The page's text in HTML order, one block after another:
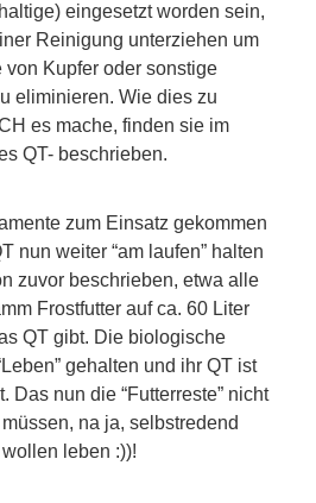
eingesetzt worden sein,
Reinigung unterziehen um
Kupfer oder sonstige
eliminieren. Wie dies zu
es mache, finden sie im
QT- beschrieben.
zum Einsatz gekommen
nun weiter “am laufen” halten
zuvor beschrieben, etwa alle
Frostfutter auf ca. 60 Liter
QT gibt. Die biologische
gehalten und ihr QT ist
Das nun die “Futterreste” nicht
na ja, selbstredend
leben :))!